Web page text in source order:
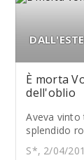
È morta
dell'oblio
Aveva vinto
splendido
S*, 2/04/